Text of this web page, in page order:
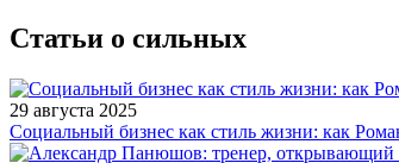
Статьи о сильных
29 августа 2025
Социальный бизнес как стиль жизни: как